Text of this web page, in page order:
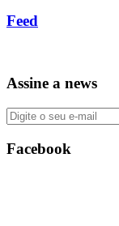
Feed
Assine a news
Facebook